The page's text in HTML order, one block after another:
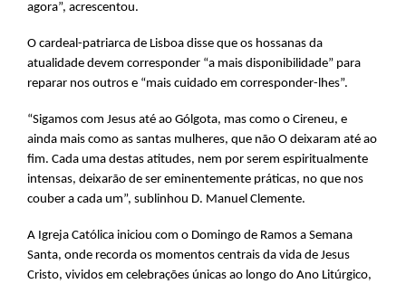
agora”, acrescentou.
O cardeal-patriarca de Lisboa disse que os hossanas da
atualidade devem corresponder “a mais disponibilidade” para
reparar nos outros e “mais cuidado em corresponder-lhes”.
“Sigamos com Jesus até ao Gólgota, mas como o Cireneu, e
ainda mais como as santas mulheres, que não O deixaram até ao
fim. Cada uma destas atitudes, nem por serem espiritualmente
intensas, deixarão de ser eminentemente práticas, no que nos
couber a cada um”, sublinhou D. Manuel Clemente.
A Igreja Católica iniciou com o Domingo de Ramos a Semana
Santa, onde recorda os momentos centrais da vida de Jesus
Cristo, vividos em celebrações únicas ao longo do Ano Litúrgico,